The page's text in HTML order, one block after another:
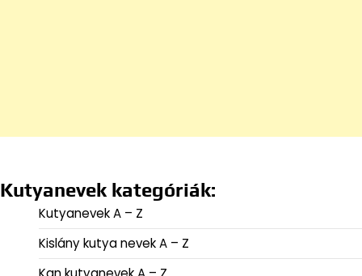
Kutyanevek kategóriák:
Kutyanevek A – Z
Kislány kutya nevek A – Z